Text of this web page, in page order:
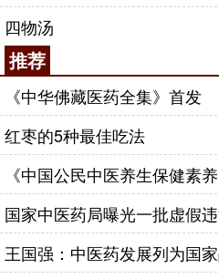
四物汤
推荐
《中华佛藏医药全集》首发
红枣的5种最佳吃法
《中国公民中医养生保健素
国家中医药局曝光一批虚假
王国强：中医药发展列为国